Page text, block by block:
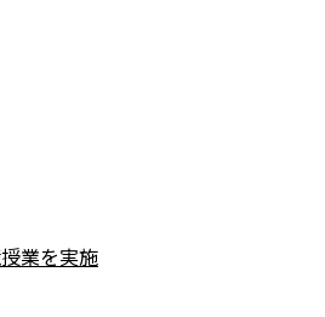
業を実施